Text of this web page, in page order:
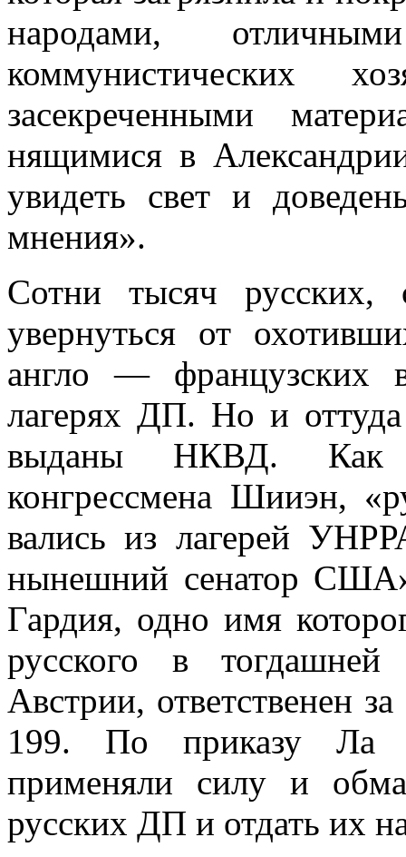
народами,
коммунистических
засекреченными
нящимися в
увидеть свет и
мнения».
Сотни тысяч русских,
увернуться от
англо — французских
лагерях ДП. Но и
выданы НКВД. Как
конгрессмена Шииэн,
вались из лагерей
нынешний сенатор
Гардия, одно имя
русского в
Австрии, ответстве­нен
199. По приказу Ла
применяли силу и
русских ДП и от­дать их